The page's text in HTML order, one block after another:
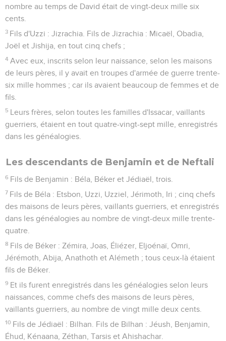
nombre au temps de David était de vingt-deux mille six
cents.
3 Fils d'Uzzi : Jizrachia. Fils de Jizrachia : Micaël, Obadia,
Joël et Jishija, en tout cinq chefs ;
4 Avec eux, inscrits selon leur naissance, selon les maisons
de leurs pères, il y avait en troupes d'armée de guerre trente-
six mille hommes ; car ils avaient beaucoup de femmes et de
fils.
5 Leurs frères, selon toutes les familles d'Issacar, vaillants
guerriers, étaient en tout quatre-vingt-sept mille, enregistrés
dans les généalogies.
Les descendants de Benjamin et de Neftali
6 Fils de Benjamin : Béla, Béker et Jédiaël, trois.
7 Fils de Béla : Etsbon, Uzzi, Uzziel, Jérimoth, Iri ; cinq chefs
des maisons de leurs pères, vaillants guerriers, et enregistrés
dans les généalogies au nombre de vingt-deux mille trente-
quatre.
8 Fils de Béker : Zémira, Joas, Éliézer, Eljoénaï, Omri,
Jérémoth, Abija, Anathoth et Alémeth ; tous ceux-là étaient
fils de Béker.
9 Et ils furent enregistrés dans les généalogies selon leurs
naissances, comme chefs des maisons de leurs pères,
vaillants guerriers, au nombre de vingt mille deux cents.
10 Fils de Jédiaël : Bilhan. Fils de Bilhan : Jéush, Benjamin,
Éhud, Kénaana, Zéthan, Tarsis et Ahishachar.